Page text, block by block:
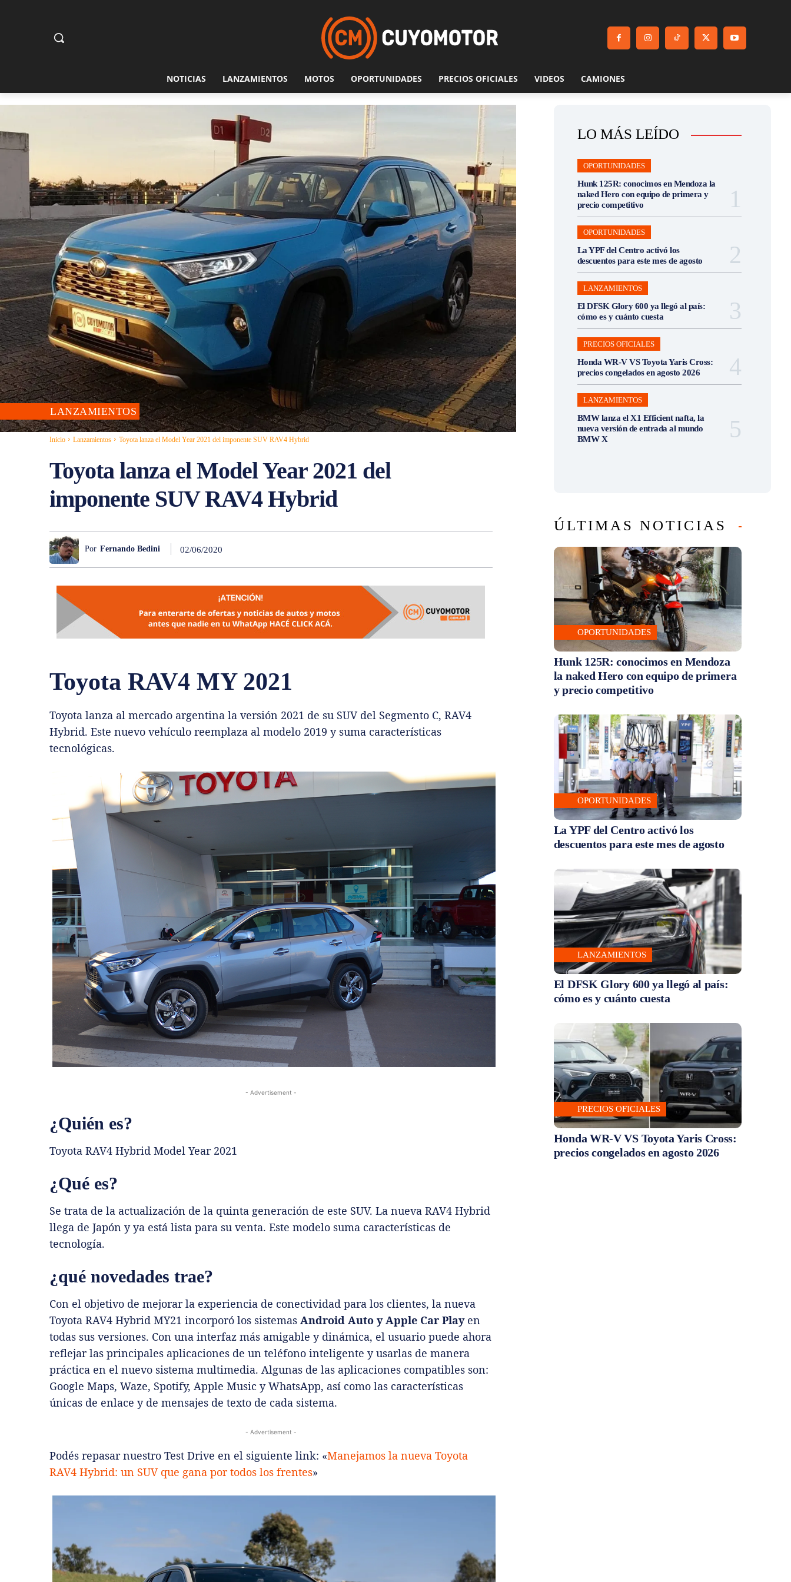
NOTICIAS LANZAMIENTOS MOTOS OPORTUNIDADES PRECIOS OFICIALES VIDEOS CAMIONES
LANZAMIENTOS
Inicio Lanzamientos Toyota lanza el Model Year 2021 del imponente SUV RAV4 Hybrid
Toyota lanza el Model Year 2021 del
imponente SUV RAV4 Hybrid
Por Fernando Bedini 02/06/2020
Toyota RAV4 MY 2021
Toyota lanza al mercado argentina la versión 2021 de su SUV del Segmento C, RAV4
Hybrid. Este nuevo vehículo reemplaza al modelo 2019 y suma características
tecnológicas.
- Advertisement -
¿Quién es?
Toyota RAV4 Hybrid Model Year 2021
¿Qué es?
Se trata de la actualización de la quinta generación de este SUV. La nueva RAV4 Hybrid
llega de Japón y ya está lista para su venta. Este modelo suma características de
tecnología.
¿qué novedades trae?
Con el objetivo de mejorar la experiencia de conectividad para los clientes, la nueva
Toyota RAV4 Hybrid MY21 incorporó los sistemas Android Auto y Apple Car Playen
todas sus versiones. Con una interfaz más amigable y dinámica, el usuario puede ahora
reflejar las principales aplicaciones de un teléfono inteligente y usarlas de manera
práctica en el nuevo sistema multimedia. Algunas de las aplicaciones compatibles son:
Google Maps, Waze, Spotify, Apple Music y WhatsApp, así como las características
únicas de enlace y de mensajes de texto de cada sistema.
- Advertisement -
Podés repasar nuestro Test Drive en el siguiente link: «Manejamos la nueva Toyota
RAV4 Hybrid: un SUV que gana por todos los frentes»
LO MÁS LEÍDO
OPORTUNIDADES
Hunk 125R: conocimos en Mendoza la
naked Hero con equipo de primera y
precio competitivo
OPORTUNIDADES
La YPF del Centro activó los
descuentos para este mes de agosto
LANZAMIENTOS
El DFSK Glory 600 ya llegó al país:
cómo es y cuánto cuesta
PRECIOS OFICIALES
Honda WR-V VS Toyota Yaris Cross:
precios congelados en agosto 2026
LANZAMIENTOS
BMW lanza el X1 Efficient nafta, la
nueva versión de entrada al mundo
BMW X
ÚLTIMAS NOTICIAS
OPORTUNIDADES
Hunk 125R: conocimos en Mendoza
la naked Hero con equipo de primera
y precio competitivo
OPORTUNIDADES
La YPF del Centro activó los
descuentos para este mes de agosto
LANZAMIENTOS
El DFSK Glory 600 ya llegó al país:
cómo es y cuánto cuesta
PRECIOS OFICIALES
Honda WR-V VS Toyota Yaris Cross:
precios congelados en agosto 2026